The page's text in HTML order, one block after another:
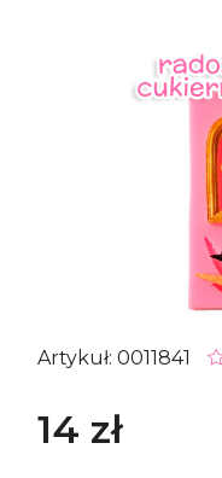
Artykuł: 0011841
14 zł